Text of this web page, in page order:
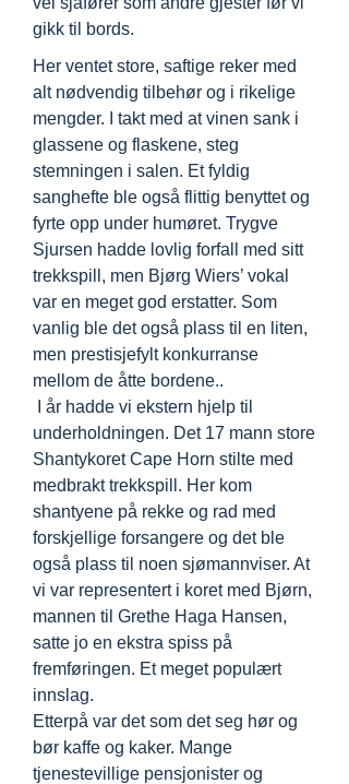
gikk til bords.
Her ventet store, saftige reker med
alt nødvendig tilbehør og i rikelige
mengder. I takt med at vinen sank i
glassene og flaskene, steg
stemningen i salen. Et fyldig
sanghefte ble også flittig benyttet og
fyrte opp under humøret. Trygve
Sjursen hadde lovlig forfall med sitt
trekkspill, men Bjørg Wiers’ vokal
var en meget god erstatter. Som
vanlig ble det også plass til en liten,
men prestisjefylt konkurranse
mellom de åtte bordene..
I år hadde vi ekstern hjelp til
underholdningen. Det 17 mann store
Shantykoret Cape Horn stilte med
medbrakt trekkspill. Her kom
shantyene på rekke og rad med
forskjellige forsangere og det ble
også plass til noen sjømannviser. At
vi var representert i koret med Bjørn,
mannen til Grethe Haga Hansen,
satte jo en ekstra spiss på
fremføringen. Et meget populært
innslag.
Etterpå var det som det seg hør og
bør kaffe og kaker. Mange
tjenestevillige pensjonister og